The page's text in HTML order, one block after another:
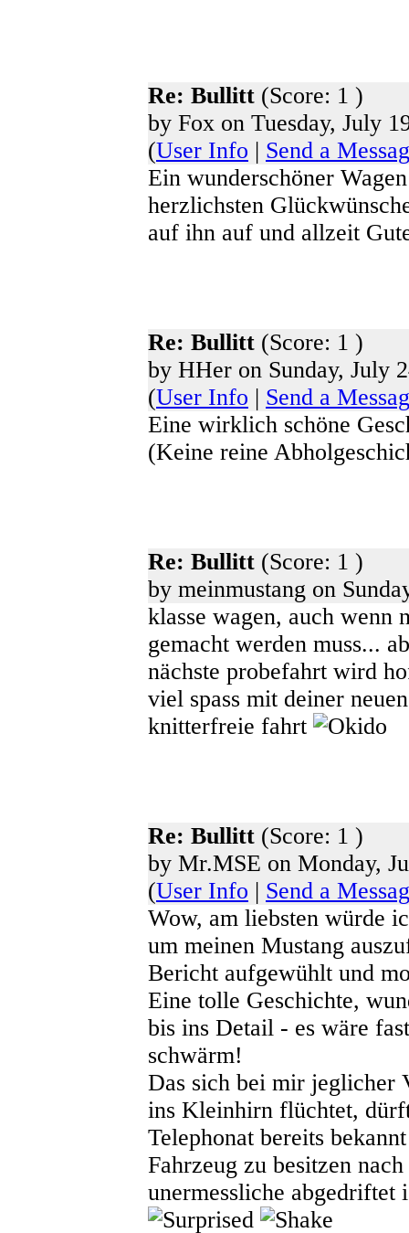
Re: Bullitt (Score: 1 )
by Fox on Tuesday, July
(User Info | Send a
Ein wunderschöner
herzlichsten
auf ihn auf und allzeit
Re: Bullitt (Score: 1 )
by HHer on Sunday, July
(User Info | Send a
Eine wirklich schöne
(Keine reine
Re: Bullitt (Score: 1 )
by meinmustang on
klasse wagen, auch wenn
gemacht werden muss...
nächste probefahrt wird
viel spass mit deiner
knitterfreie fahrt
Re: Bullitt (Score: 1 )
by Mr.MSE on Monday,
(User Info | Send a
Wow, am liebsten würde
um meinen Mustang
Bericht aufgewühlt und
Eine tolle Geschichte,
bis ins Detail - es wäre
schwärm!
Das sich bei mir jeglicher
ins Kleinhirn flüchtet,
Telephonat bereits
Fahrzeug zu besitzen
unermessliche